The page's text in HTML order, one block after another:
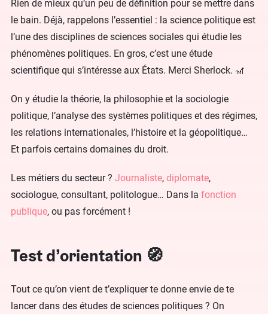
Rien de mieux qu’un peu de définition pour se mettre dans
le bain. Déjà, rappelons l’essentiel : la science politique est
l’une des disciplines de sciences sociales qui étudie les
phénomènes politiques. En gros, c’est une étude
scientifique qui s’intéresse aux États. Merci Sherlock. 🎢
On y étudie la théorie, la philosophie et la sociologie
politique, l’analyse des systèmes politiques et des régimes,
les relations internationales, l’histoire et la géopolitique…
Et parfois certains domaines du droit.
Les métiers du secteur ? Journaliste, diplomate,
sociologue, consultant, politologue… Dans la fonction
publique, ou pas forcément !
Test d’orientation 🧭
Tout ce qu’on vient de t’expliquer te donne envie de te
lancer dans des études de sciences politiques ? On